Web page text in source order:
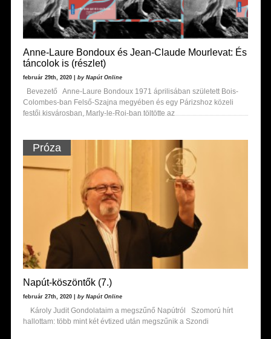
Anne-Laure Bondoux és Jean-Claude Mourlevat: És
táncolok is (részlet)
február 29th, 2020 | by Napút Online
Bevezető Anne-Laure Bondoux 1971 áprilisában született Bois-
Colombes-ban Felső-Szajna megyében és egy Párizshoz közeli
festői kisvárosban, Marly-le-Roi-ban töltötte az
Próza
Napút-köszöntők (7.)
február 27th, 2020 | by Napút Online
Károly Judit Gondolataim a megszűnő Napútról Szomorú hírt
hallottam: több mint két évtized után megszűnik a Szondi